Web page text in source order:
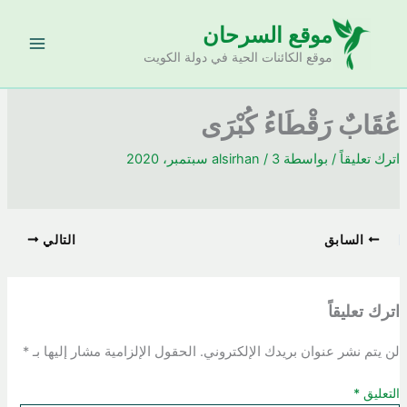
موقع السرحان
موقع الكائنات الحية في دولة الكويت
عُقَابٌ رَقْطَاءُ كُبْرَى
اترك تعليقاً / بواسطة alsirhan/ 3 سبتمبر، 2020
السابق التالي
اترك تعليقاً
لن يتم نشر عنوان بريدك الإلكتروني. الحقول الإلزامية مشار إليها بـ *
التعليق *